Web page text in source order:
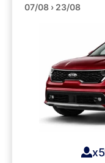
SUVs
07/08 › 23/08
x5